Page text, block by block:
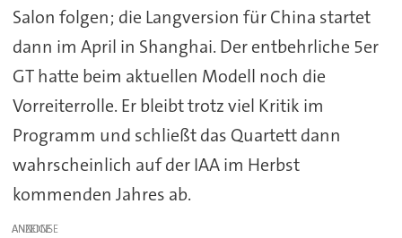
Salon folgen; die Langversion für China startet
dann im April in Shanghai. Der entbehrliche 5er
GT hatte beim aktuellen Modell noch die
Vorreiterrolle. Er bleibt trotz viel Kritik im
Programm und schließt das Quartett dann
wahrscheinlich auf der IAA im Herbst
kommenden Jahres ab.
ANZEIGE